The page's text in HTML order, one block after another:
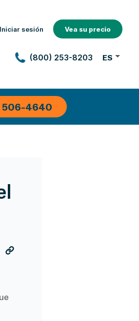
Iniciar sesión Vea su precio
(800) 253-8203 ES
506-4640